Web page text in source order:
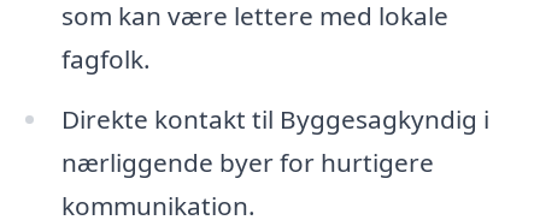
som kan være lettere med lokale
fagfolk.
Direkte kontakt til Byggesagkyndig i
nærliggende byer for hurtigere
kommunikation.